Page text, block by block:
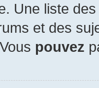
Une liste
et des
pouvez